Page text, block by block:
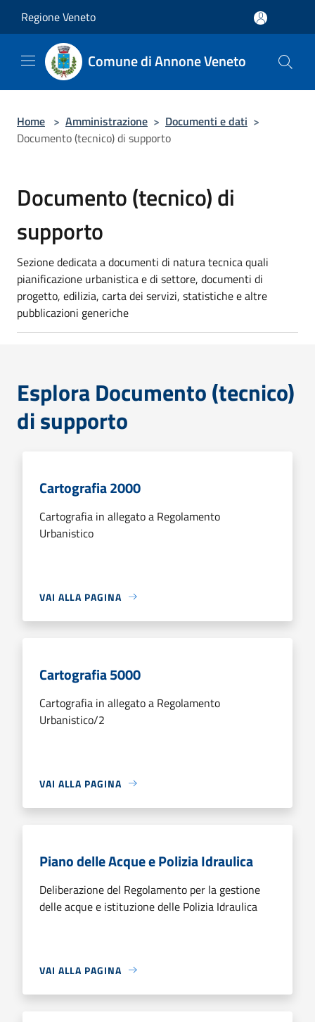
Regione Veneto
Comune di Annone Veneto
Home > Amministrazione > Documenti e dati >
Documento (tecnico) di supporto
Documento (tecnico) di
supporto
Sezione dedicata a documenti di natura tecnica quali
pianificazione urbanistica e di settore, documenti di
progetto, edilizia, carta dei servizi, statistiche e altre
pubblicazioni generiche
Esplora Documento (tecnico)
di supporto
Cartografia 2000
Cartografia in allegato a Regolamento
Urbanistico
VAI ALLA PAGINA
Cartografia 5000
Cartografia in allegato a Regolamento
Urbanistico/2
VAI ALLA PAGINA
Piano delle Acque e Polizia Idraulica
Deliberazione del Regolamento per la gestione
delle acque e istituzione delle Polizia Idraulica
VAI ALLA PAGINA